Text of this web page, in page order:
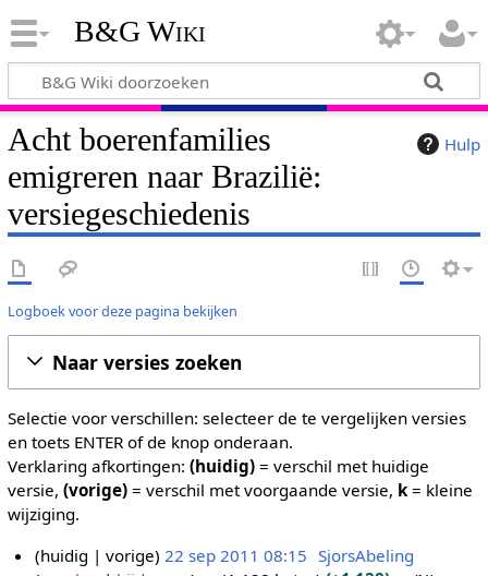
B&G Wiki
Hulp
Acht boerenfamilies
emigreren naar Brazilië:
versiegeschiedenis
Logboek voor deze pagina bekijken
Naar versies zoeken
Selectie voor verschillen: selecteer de te vergelijken versies
en toets ENTER of de knop onderaan.
Verklaring afkortingen: (huidig)= verschil met huidige
versie, (vorige)= verschil met voorgaande versie, k= kleine
wijziging.
huidig vorige 22 sep 2011 08:15 SjorsAbeling